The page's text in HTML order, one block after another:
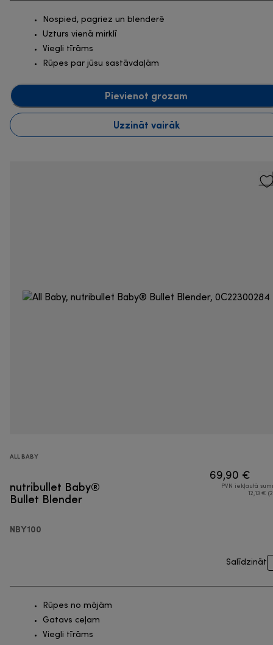
Nospied, pagriez un blenderē
Uzturs vienā mirklī
Viegli tīrāms
Rūpes par jūsu sastāvdaļām
Pievienot grozam
Uzzināt vairāk
ALL BABY
nutribullet Baby®
Bullet Blender
NBY100
69,90 €
PVN iekļautā
12,13 €
Salīdzināt
Rūpes no mājām
Gatavs ceļam
Viegli tīrāms